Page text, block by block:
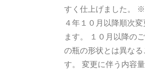
すく仕上げました。
４年１０月以降順次
ます。 １０月以降の
の瓶の形状とは異なる
す。 変更に伴う内容